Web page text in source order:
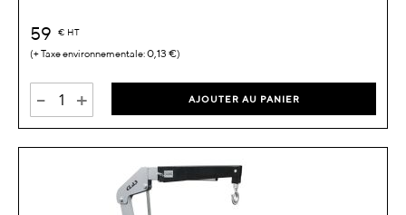
59 € HT
0,13 €
- + AJOUTER AU PANIER